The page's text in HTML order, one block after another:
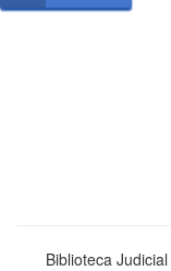
Biblioteca Judicial